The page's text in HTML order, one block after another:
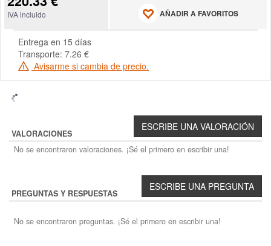
IVA incluido AÑADIR A FAVORITOS
Entrega en 15 días
Transporte: 7.26 €
Avisarme si cambia de precio.
VALORACIONES
No se encontraron valoraciones. ¡Sé el primero en escribir una!
PREGUNTAS Y RESPUESTAS
No se encontraron preguntas. ¡Sé el primero en escribir una!